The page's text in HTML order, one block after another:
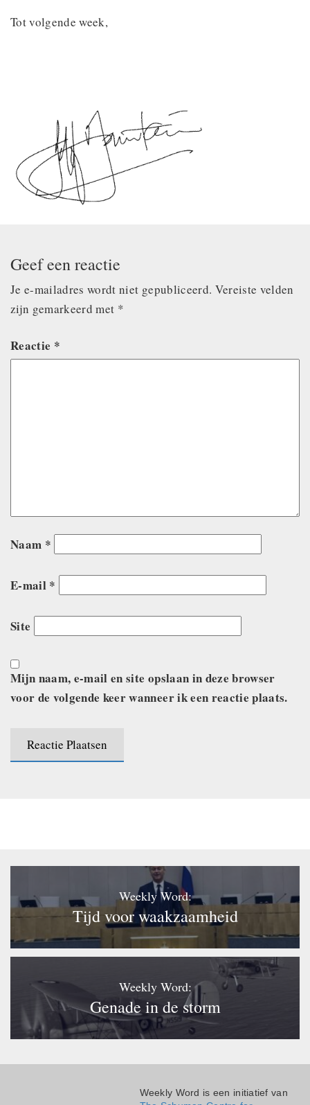
Tot volgende week,
Geef een reactie
Je e-mailadres wordt niet gepubliceerd. Vereiste velden
zijn gemarkeerd met *
Reactie *
Naam *
E-mail *
Site
Mijn naam, e-mail en site opslaan in deze browser
voor de volgende keer wanneer ik een reactie plaats.
Weekly Word:
Tijd voor waakzaamheid
Weekly Word:
Genade in de storm
Weekly Word is een initiatief van